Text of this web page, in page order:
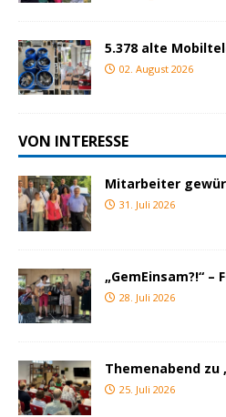
5.378 alte
02. August 2026
VON INTERESSE
Mitarbeiter
31. Juli 2026
„GemEinsam?!“
28. Juli 2026
Themenabend zu
25. Juli 2026